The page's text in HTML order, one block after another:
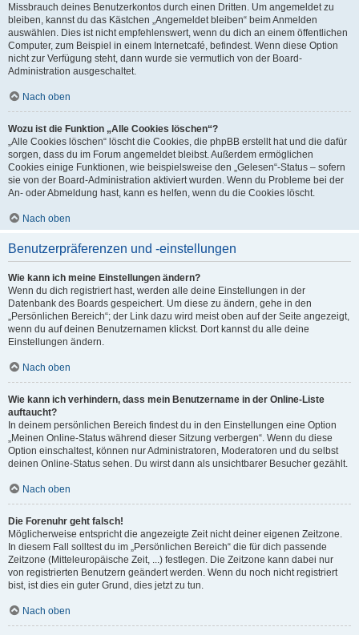
Missbrauch deines Benutzerkontos durch einen Dritten. Um angemeldet zu
bleiben, kannst du das Kästchen „Angemeldet bleiben“ beim Anmelden
auswählen. Dies ist nicht empfehlenswert, wenn du dich an einem öffentlichen
Computer, zum Beispiel in einem Internetcafé, befindest. Wenn diese Option
nicht zur Verfügung steht, dann wurde sie vermutlich von der Board-
Administration ausgeschaltet.
Nach oben
Wozu ist die Funktion „Alle Cookies löschen“?
„Alle Cookies löschen“ löscht die Cookies, die phpBB erstellt hat und die dafür
sorgen, dass du im Forum angemeldet bleibst. Außerdem ermöglichen
Cookies einige Funktionen, wie beispielsweise den „Gelesen“-Status – sofern
sie von der Board-Administration aktiviert wurden. Wenn du Probleme bei der
An- oder Abmeldung hast, kann es helfen, wenn du die Cookies löscht.
Nach oben
Benutzerpräferenzen und -einstellungen
Wie kann ich meine Einstellungen ändern?
Wenn du dich registriert hast, werden alle deine Einstellungen in der
Datenbank des Boards gespeichert. Um diese zu ändern, gehe in den
„Persönlichen Bereich“; der Link dazu wird meist oben auf der Seite angezeigt,
wenn du auf deinen Benutzernamen klickst. Dort kannst du alle deine
Einstellungen ändern.
Nach oben
Wie kann ich verhindern, dass mein Benutzername in der Online-Liste
auftaucht?
In deinem persönlichen Bereich findest du in den Einstellungen eine Option
„Meinen Online-Status während dieser Sitzung verbergen“. Wenn du diese
Option einschaltest, können nur Administratoren, Moderatoren und du selbst
deinen Online-Status sehen. Du wirst dann als unsichtbarer Besucher gezählt.
Nach oben
Die Forenuhr geht falsch!
Möglicherweise entspricht die angezeigte Zeit nicht deiner eigenen Zeitzone.
In diesem Fall solltest du im „Persönlichen Bereich“ die für dich passende
Zeitzone (Mitteleuropäische Zeit, ...) festlegen. Die Zeitzone kann dabei nur
von registrierten Benutzern geändert werden. Wenn du noch nicht registriert
bist, ist dies ein guter Grund, dies jetzt zu tun.
Nach oben